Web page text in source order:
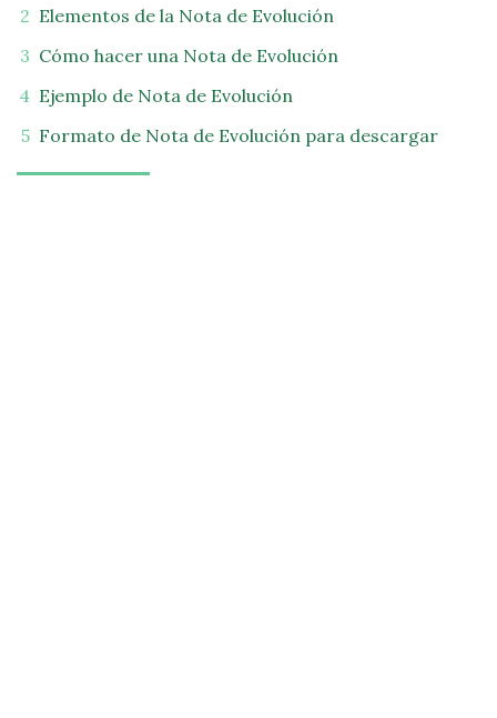
Elementos de la Nota de Evolución
Cómo hacer una Nota de Evolución
Ejemplo de Nota de Evolución
Formato de Nota de Evolución para descargar